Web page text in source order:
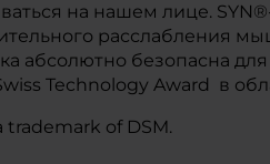
на нашем лице.
расслабления
абсолютно безопасна
Technology Award в
trademark of DSM.